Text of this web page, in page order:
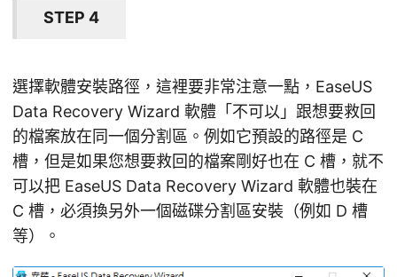
STEP 4
選擇軟體安裝路徑，這裡要非常注意一點，EaseUS
Data Recovery Wizard 軟體「不可以」跟想要救回
的檔案放在同一個分割區。例如它預設的路徑是 C
槽，但是如果您想要救回的檔案剛好也在 C 槽，就不
可以把 EaseUS Data Recovery Wizard 軟體也裝在
C 槽，必須換另外一個磁碟分割區安裝（例如 D 槽
等）。